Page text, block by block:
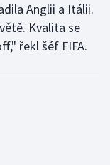
Anglii a Itálii.
Kvalita se
řekl šéf FIFA.